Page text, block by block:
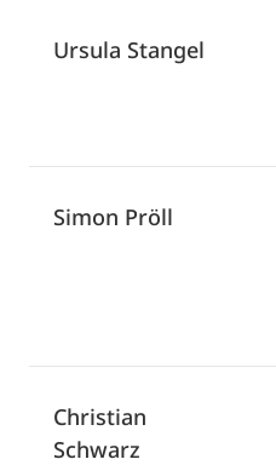
Ursula Stangel
Simon Pröll
Christian
Schwarz